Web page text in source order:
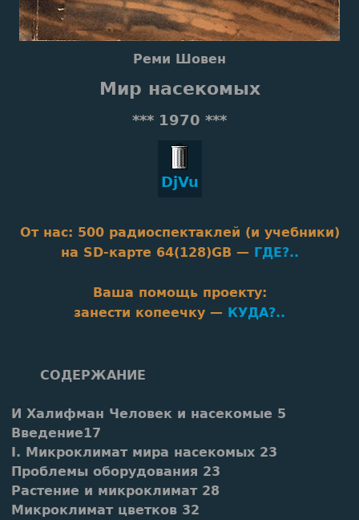
Реми Шовен
Мир насекомых
*** 1970 ***
DjVu
От нас: 500 радиоспектаклей (и учебники)
на SD‑карте 64(128)GB — ГДЕ?..
Baшa помощь проекту:
занести копеечку — КУДА?..
СОДЕРЖАНИЕ
И Халифман Человек и насекомые 5
Введение17
I. Микроклимат мира насекомых 23
Проблемы оборудования 23
Растение и микроклимат 28
Микроклимат цветков 32